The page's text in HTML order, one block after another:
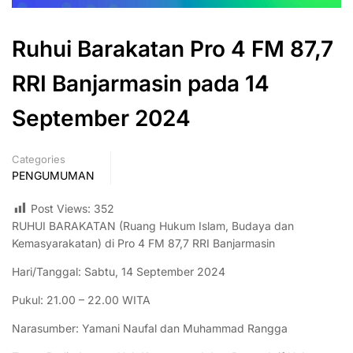
Ruhui Barakatan Pro 4 FM 87,7
RRI Banjarmasin pada 14
September 2024
Categories
PENGUMUMAN
Post Views: 352
RUHUI BARAKATAN (Ruang Hukum Islam, Budaya dan
Kemasyarakatan) di Pro 4 FM 87,7 RRI Banjarmasin
Hari/Tanggal: Sabtu, 14 September 2024
Pukul: 21.00 – 22.00 WITA
Narasumber: Yamani Naufal dan Muhammad Rangga